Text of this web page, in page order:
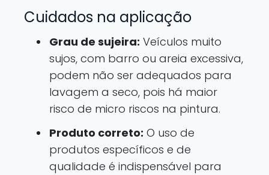
Cuidados na aplicação
Grau de sujeira: Veículos muito
sujos, com barro ou areia excessiva,
podem não ser adequados para
lavagem a seco, pois há maior
risco de micro riscos na pintura.
Produto correto: O uso de
produtos específicos e de
qualidade é indispensável para